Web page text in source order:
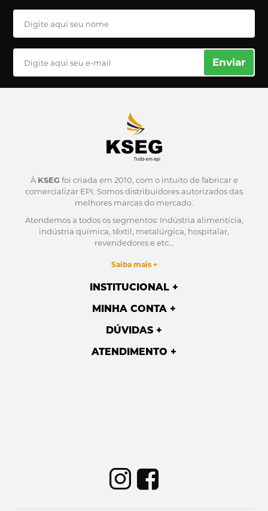
Enviar
À KSEG foi criada em 2010, com o intuito de fabricar e
comercializar EPI. Somos distribuidores autorizados das
melhores marcas do mercado.
Atendemos a todos os segmentos: Indústria alimentícia,
indústria química, têxtil, metalúrgica, hospitalar,
revendedores e etc...
Saiba mais +
INSTITUCIONAL
MINHA CONTA
DÚVIDAS
ATENDIMENTO